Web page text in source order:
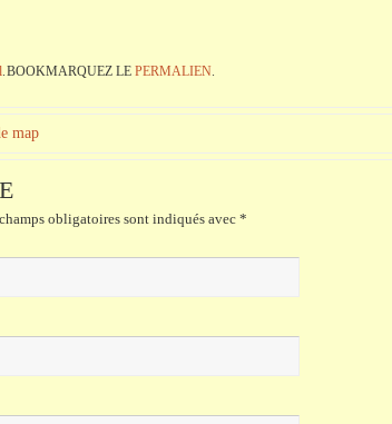
.BOOKMARQUEZ LE PERMALIEN.
map
obligatoires sont indiqués avec *